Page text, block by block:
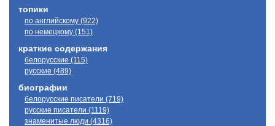
топики
по английскому (922)
по немецкому (151)
краткие содержания
белорусские (115)
русские (489)
биографии
белорусские писатели (719)
русские писатели (1119)
знаменитые люди (4316)